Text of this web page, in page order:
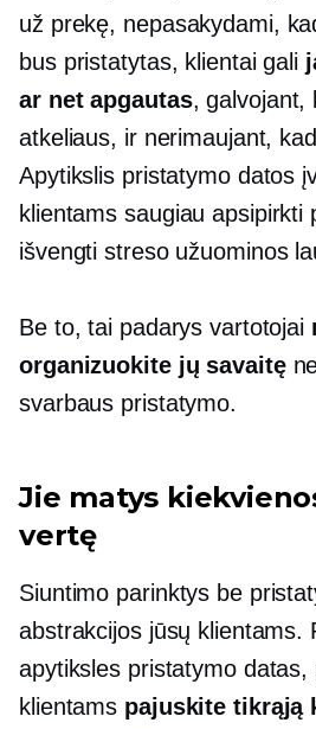
už prekę, nepasakydami,
bus pristatytas, klientai gali
ar net apgautas, galvojant,
atkeliaus, ir nerimaujant,
Apytikslis pristatymo datos
klientams saugiau apsipirkti
išvengti streso užuominos
Be to, tai padarys vartotojai
organizuokite jų savaitę
svarbaus pristatymo.
Jie matys
vertę
Siuntimo parinktys be
abstrakcijos jūsų klientams.
apytiksles pristatymo datas,
klientams pajuskite tikrąją